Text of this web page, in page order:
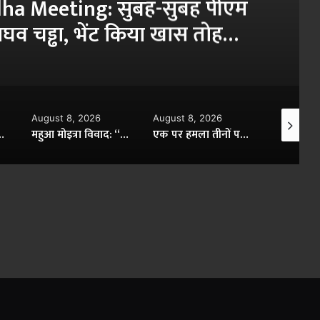
भागवत? जानिए कैसे युवा
मजबूत पुल बना RSS
महुआ मोइत्रा विवाद: “अगर उन्हें कुछ हुआ तो सुप्रीम कोर्ट जिम्मेदार”, कॉकरोच ने जज को बताया ‘बड़बोला’
August 8, 2026
एक पर हमला तीनों पर माना जाएगा’: पाक-सऊदी-तुर्की समझौते पर भारत का करारा जवाब, जानिए क्या कहा
August 8, 2026
गंगा जल संधि खत्म होने की कगार पर, भारत के सख्त रुख से बांग्लादेश की बढ़ी बेचैनी